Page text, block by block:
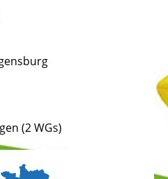
(2 WGs)